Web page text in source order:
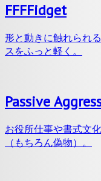
FFFFidget
形と動きに触れられ
スをふっと軽く。
Passive
お役所仕事や書式文
（もちろん偽物）。